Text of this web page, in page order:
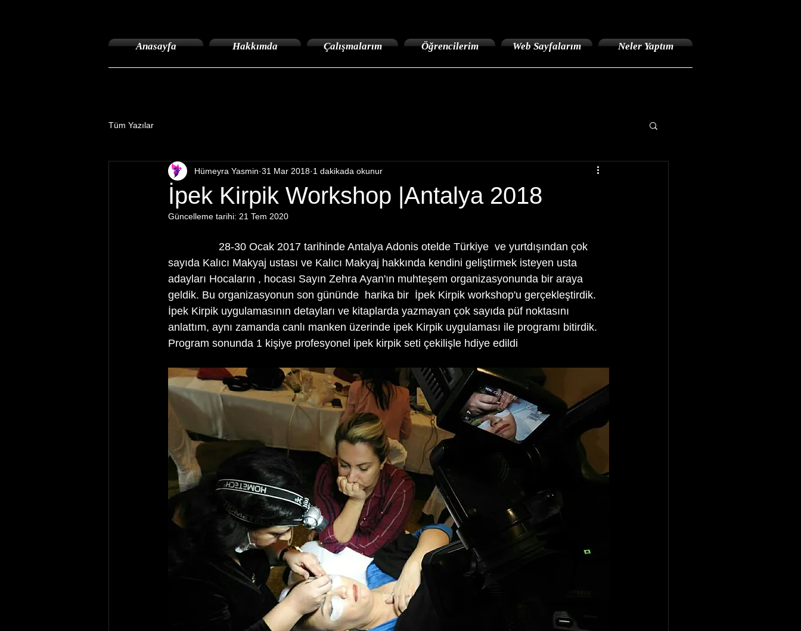
Anasayfa Hakkımda Çalışmalarım Öğrencilerim Web Sayfalarım Neler Yaptım
Tüm Yazılar
İpek Kirpik Workshop |Antalya 2018
Hümeyra Yasmin 31 Mar 2018 1 dakikada okunur
Güncelleme tarihi: 21 Tem 2020
sayıda Kalıcı Makyaj ustası ve Kalıcı Makyaj hakkında kendini geliştirmek isteyen usta
adayları Hocaların , hocası Sayın Zehra Ayan'ın muhteşem organizasyonunda bir araya
geldik. Bu organizasyonun son gününde  harika bir  İpek Kirpik workshop'u gerçekleştirdik.
İpek Kirpik uygulamasının detayları ve kitaplarda yazmayan çok sayıda püf noktasını
anlattım, aynı zamanda canlı manken üzerinde ipek Kirpik uygulaması ile programı bitirdik.
Program sonunda 1 kişiye profesyonel ipek kirpik seti çekilişle hdiye edildi